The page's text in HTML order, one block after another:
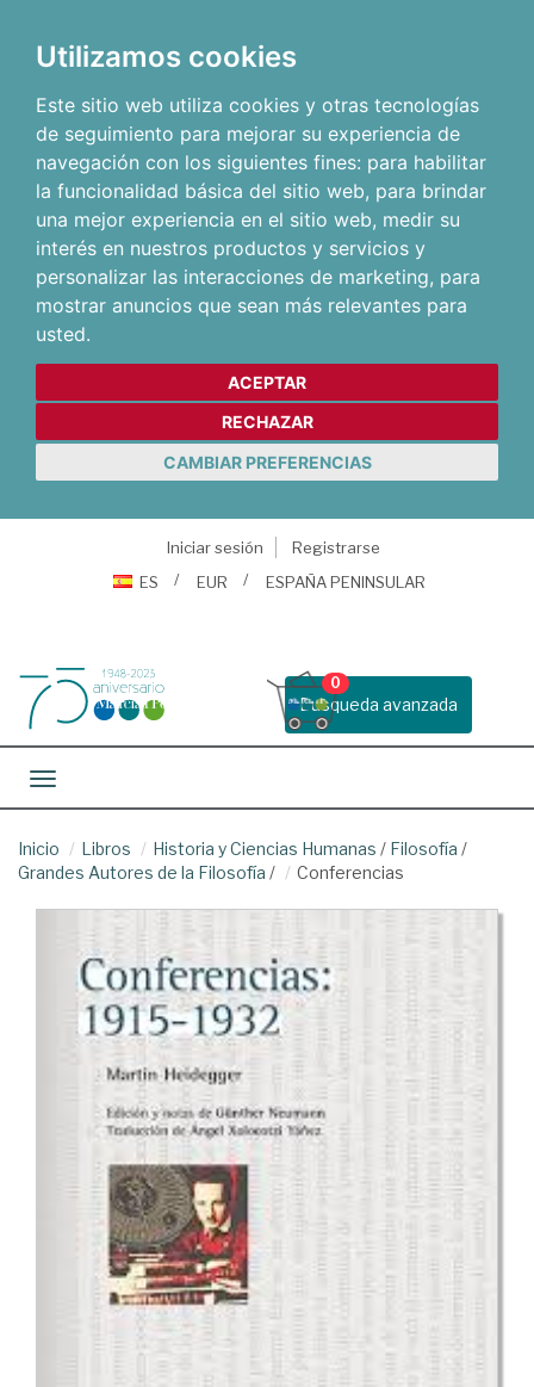
Utilizamos cookies
Este sitio web utiliza cookies y otras tecnologías
de seguimiento para mejorar su experiencia de
navegación con los siguientes fines: para habilitar
la funcionalidad básica del sitio web, para brindar
una mejor experiencia en el sitio web, medir su
interés en nuestros productos y servicios y
personalizar las interacciones de marketing, para
mostrar anuncios que sean más relevantes para
usted.
ACEPTAR
RECHAZAR
CAMBIAR PREFERENCIAS
Iniciar sesión
Registrarse
ES
EUR ESPAÑA PENINSULAR
Busqueda avanzada
0
Toggle navigation
Inicio Libros Historia y Ciencias Humanas / Filosofía /
Grandes Autores de la Filosofía / Conferencias